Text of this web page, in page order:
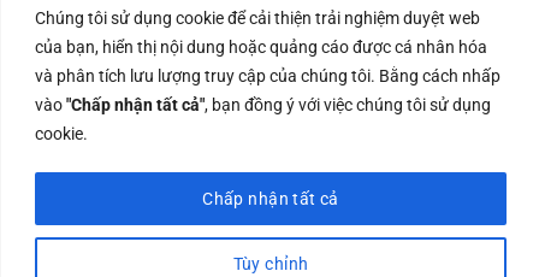
Chúng tôi sử dụng cookie để cải thiện trải nghiệm duyệt web
của bạn, hiển thị nội dung hoặc quảng cáo được cá nhân hóa
và phân tích lưu lượng truy cập của chúng tôi. Bằng cách nhấp
vào"Chấp nhận tất cả", bạn đồng ý với việc chúng tôi sử dụng
cookie.
Tùy chỉnh
Chấp nhận tất cả
Công ty TNHH Nam Bình Xương - Số ĐKKD: 0108783483
cấp ngày 14/06/2019 bởi Sở Kế Hoạch và Đầu Tư Tp. Hà
Nội
Copyrights @2023 Nam Binh Xuong. All Rights Reserved